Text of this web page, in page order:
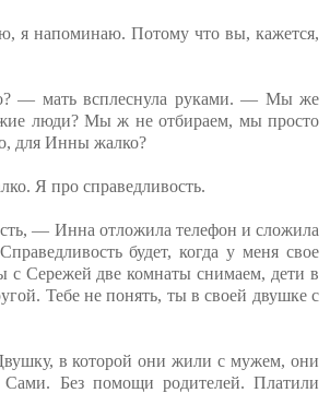
я напоминаю. Потому что вы, кажется,
— мать всплеснула руками. — Мы же
люди? Мы ж не отбираем, мы просто
для Инны жалко?
Я про справедливость.
— Инна отложила телефон и сложила
будет, когда у меня свое
с Сережей две комнаты снимаем, дети в
Тебе не понять, ты в своей двушке с
в которой они жили с мужем, они
Сами. Без помощи родителей. Платили